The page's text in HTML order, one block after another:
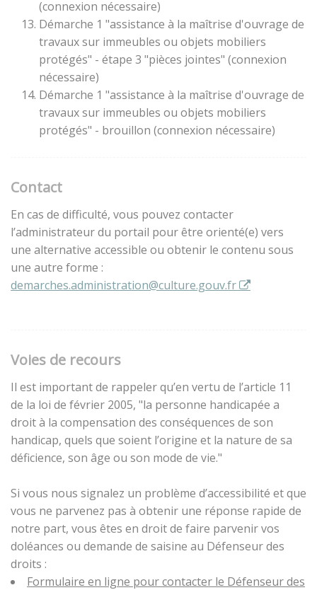
(connexion nécessaire)
Démarche 1 "assistance à la maîtrise d'ouvrage de
travaux sur immeubles ou objets mobiliers
protégés" - étape 3 "pièces jointes" (connexion
nécessaire)
Démarche 1 "assistance à la maîtrise d'ouvrage de
travaux sur immeubles ou objets mobiliers
protégés" - brouillon (connexion nécessaire)
Contact
En cas de difficulté, vous pouvez contacter
l’administrateur du portail pour être orienté(e) vers
une alternative accessible ou obtenir le contenu sous
une autre forme :
demarches.administration@culture.gouv.fr
Voies de recours
Il est important de rappeler qu’en vertu de l’article 11
de la loi de février 2005, "la personne handicapée a
droit à la compensation des conséquences de son
handicap, quels que soient l’origine et la nature de sa
déficience, son âge ou son mode de vie."
Si vous nous signalez un problème d’accessibilité et que
vous ne parvenez pas à obtenir une réponse rapide de
notre part, vous êtes en droit de faire parvenir vos
doléances ou demande de saisine au Défenseur des
droits :
Formulaire en ligne pour contacter le Défenseur des